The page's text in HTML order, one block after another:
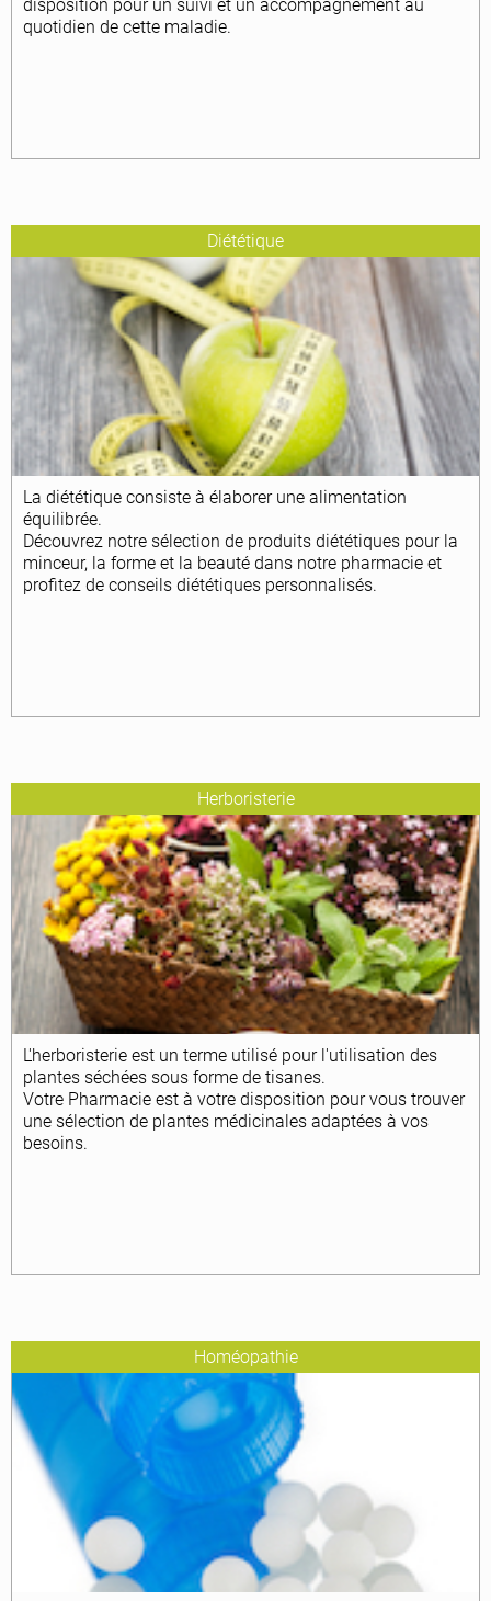
disposition pour un suivi et un accompagnement au
quotidien de cette maladie.
Diététique
La diététique consiste à élaborer une alimentation
équilibrée.
Découvrez notre sélection de produits diététiques pour la
minceur, la forme et la beauté dans notre pharmacie et
profitez de conseils diététiques personnalisés.
Herboristerie
L'herboristerie est un terme utilisé pour l'utilisation des
plantes séchées sous forme de tisanes.
Votre Pharmacie est à votre disposition pour vous trouver
une sélection de plantes médicinales adaptées à vos
besoins.
Homéopathie